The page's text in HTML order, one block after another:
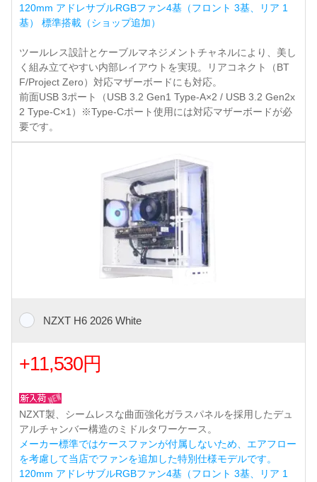
120mm アドレサブルRGBファン4基（フロント 3基、リア 1
基） 標準搭載（ショップ追加）
ツールレス設計とケーブルマネジメントチャネルにより、美し
く組み立てやすい内部レイアウトを実現。リアコネクト（BT
F/Project Zero）対応マザーボードにも対応。
前面USB 3ポート（USB 3.2 Gen1 Type-A×2 / USB 3.2 Gen2x
2 Type-C×1）※Type-Cポート使用には対応マザーボードが必
要です。
NZXT H6 2026 White
+11,530円
NZXT製、シームレスな曲面強化ガラスパネルを採用したデュ
アルチャンバー構造のミドルタワーケース。
メーカー標準ではケースファンが付属しないため、エアフロー
を考慮して当店でファンを追加した特別仕様モデルです。
120mm アドレサブルRGBファン4基（フロント 3基、リア 1